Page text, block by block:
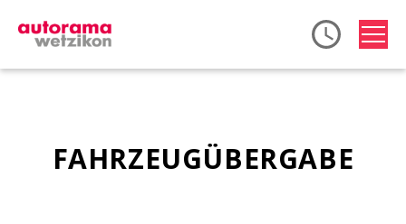
Autorama AG Wetzikon
FAHRZEUGÜBERGABE